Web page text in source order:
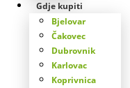
Gdje kupiti
Bjelovar
Čakovec
Dubrovnik
Karlovac
Koprivnica